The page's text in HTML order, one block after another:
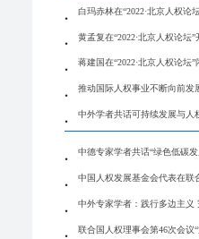
白玛赤林在“2022·北京人权论
黄孟复在“2022·北京人权论坛
蒋建国在“2022·北京人权论坛
推动国际人权事业不断向前发
中外学者共话可持续发展与人
中德专家学者共话“绿色低碳
中国人权发展基金会代表在联
中外专家学者：践行多边主义
联合国人权理事会第46次会议